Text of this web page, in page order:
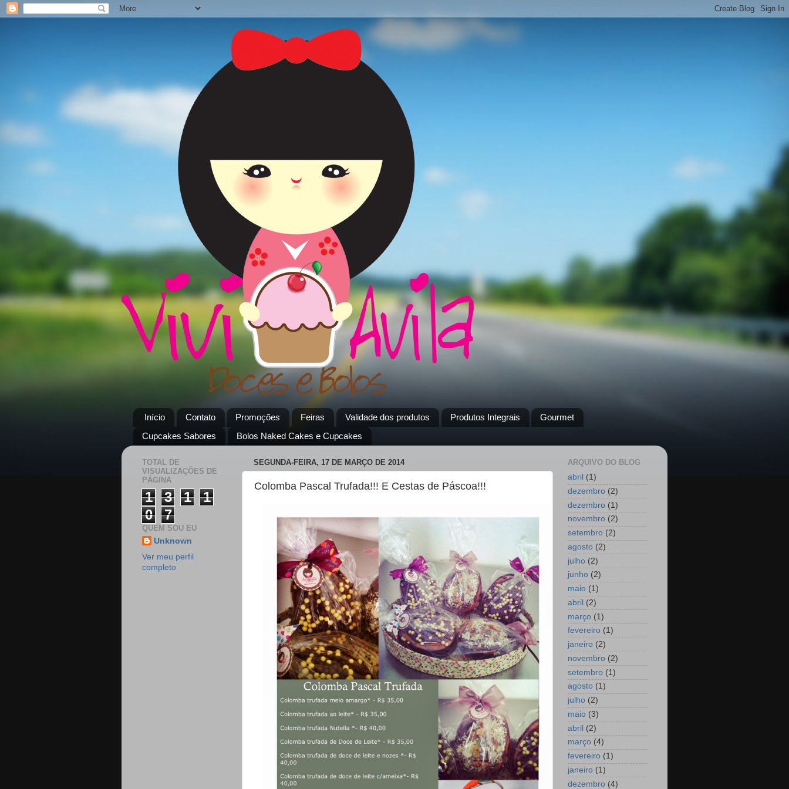
Início Contato Promoções Feiras Validade dos produtos Produtos Integrais
Gourmet
Cupcakes Sabores
Bolos Naked Cakes e Cupcakes
SEGUNDA-FEIRA, 17 DE MARÇO DE 2014
Colomba Pascal Trufada!!! E Cestas de Páscoa!!!
TOTAL DE
VISUALIZAÇÕES DE
PÁGINA
1 3 1
1
0
7
QUEM SOU EU
Unknown
Ver meu perfil
completo
ARQUIVO DO BLOG
abril (1)
dezembro (2)
dezembro (1)
novembro (2)
setembro (2)
agosto (2)
julho (2)
junho (2)
maio (1)
abril (2)
março (1)
fevereiro (1)
janeiro (2)
novembro (2)
setembro (1)
agosto (1)
julho (2)
maio (3)
abril (2)
março (4)
fevereiro (1)
janeiro (1)
dezembro (4)